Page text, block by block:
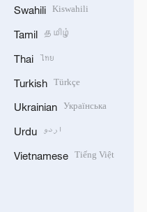
Swahili Kiswahili
Tamil தமிழ்
Thai ไทย
Turkish Türkçe
Ukrainian Українська
Urdu اردو
Vietnamese Tiếng Việt